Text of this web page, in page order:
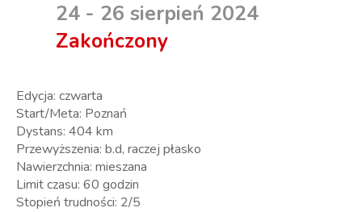
24 - 26 sierpień 2024
Zakończony
Edycja: czwarta
Start/Meta: Poznań
Dystans: 404 km
Przewyższenia: b.d, raczej płasko
Nawierzchnia: mieszana
Limit czasu: 60 godzin
Stopień trudności: 2/5